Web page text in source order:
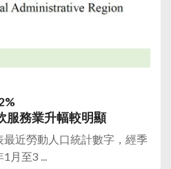
服務業升幅較明顯
近勞動人口統計數字，經季
月至3 ...